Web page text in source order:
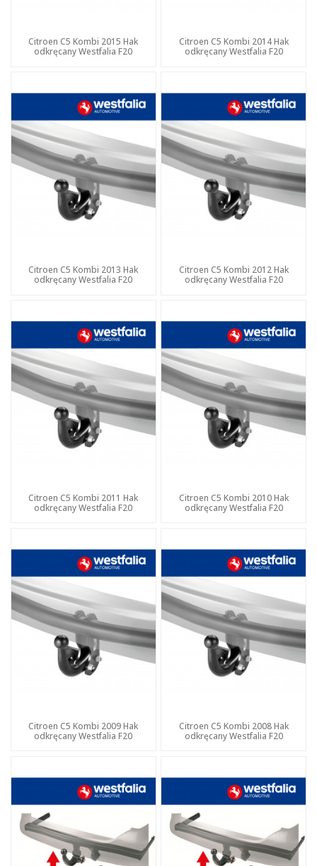
Citroen C5 Kombi 2015 Hak
odkręcany Westfalia F20
Citroen C5 Kombi 2014 Hak
odkręcany Westfalia F20
Citroen C5 Kombi 2013 Hak
odkręcany Westfalia F20
Citroen C5 Kombi 2012 Hak
odkręcany Westfalia F20
Citroen C5 Kombi 2011 Hak
odkręcany Westfalia F20
Citroen C5 Kombi 2010 Hak
odkręcany Westfalia F20
Citroen C5 Kombi 2009 Hak
odkręcany Westfalia F20
Citroen C5 Kombi 2008 Hak
odkręcany Westfalia F20